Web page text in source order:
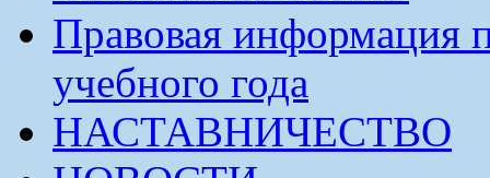
Правовая информация
учебного года
НАСТАВНИЧЕСТВО